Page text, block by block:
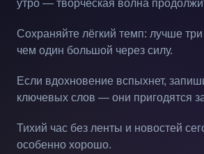
утро — творческая волна
Сохраняйте лёгкий темп: лучше
чем один большой через силу.
Если вдохновение вспыхнет,
ключевых слов — они пригодятся
Тихий час без ленты и новостей
особенно хорошо.